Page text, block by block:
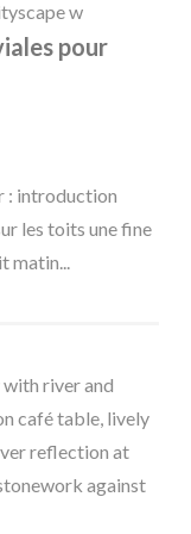
pour
: introduction
les toits une fine
matin...